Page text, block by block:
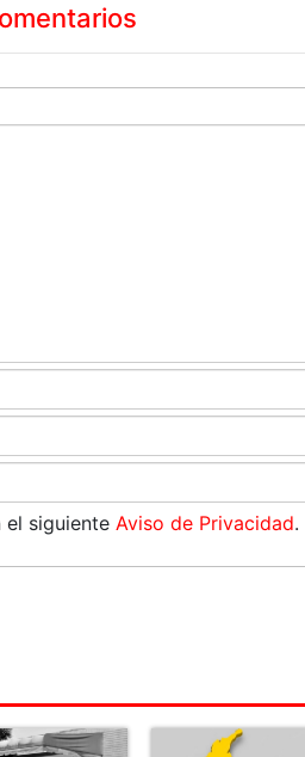
siguiente Aviso de Privacidad.